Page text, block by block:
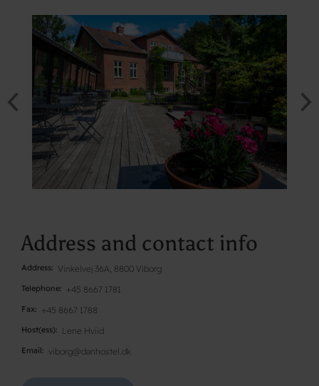
Address and contact info
Address Vinkelvej 36A, 8800 Viborg
Telephone +45 8667 1781
Fax +45 8667 1788
Host(ess) Lene Hviid
Email viborg@danhostel.dk